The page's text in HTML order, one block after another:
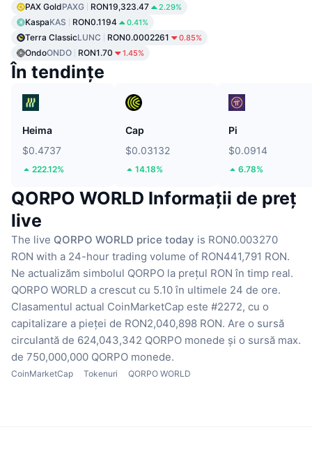
PAX GoldPAXG RON19,323.47 2.29%
KaspaKAS RON0.1194 0.41%
Terra ClassicLUNC RON0.0002261 0.85%
OndoONDO RON1.70 1.45%
În tendințe
Heima
$0.4737
222.12%
Cap
$0.03132
14.18%
Pi
$0.0914
6.78%
QORPO WORLD Informații de preț
live
The live QORPO WORLD price today is RON0.003270
RON with a 24-hour trading volume of RON441,791 RON.
Ne actualizăm simbolul QORPO la prețul RON în timp real.
QORPO WORLD a crescut cu 5.10 în ultimele 24 de ore.
Clasamentul actual CoinMarketCap este #2272, cu o
capitalizare a pieței de RON2,040,898 RON. Are o sursă
circulantă de 624,043,342 QORPO monede și o sursă max.
de 750,000,000 QORPO monede.
CoinMarketCap Tokenuri QORPO WORLD